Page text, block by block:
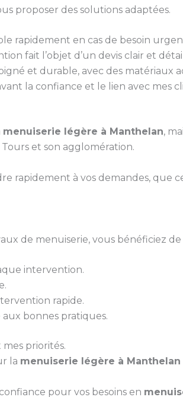
proposer des solutions adaptées.
rapidement en cas de besoin
fait l’objet d’un devis clair et
et durable, avec des matériaux
la confiance et le lien avec mes
menuiserie légère à Manthelan,
et son agglomération.
rapidement à vos demandes, que
de menuiserie, vous bénéficiez de
intervention.
rapide.
aux bonnes pratiques.
priorités.
la menuiserie légère à Manthelan
pour vos besoins en